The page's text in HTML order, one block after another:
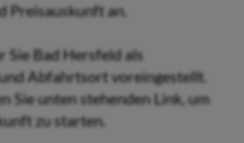
Preisauskunft an.
Sie Bad Hersfeld als
Abfahrtsort voreingestellt.
Sie unten stehenden Link, um
zu starten.